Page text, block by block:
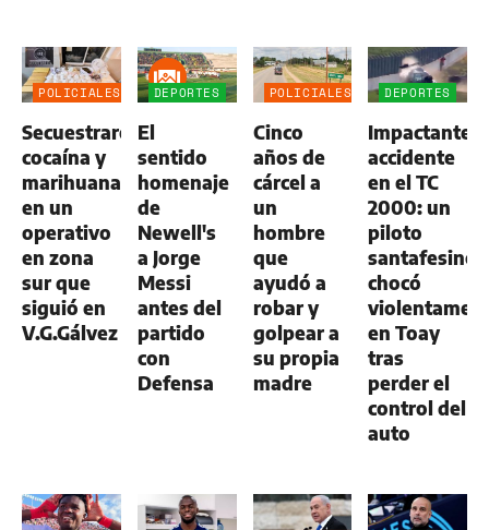
POLICIALES
Secuestraron
cocaína y
marihuana
en un
operativo
en zona
sur que
siguió en
V.G.Gálvez
DEPORTES
El
sentido
homenaje
de
Newell's
a Jorge
Messi
antes del
partido
con
Defensa
POLICIALES
Cinco
años de
cárcel a
un
hombre
que
ayudó a
robar y
golpear a
su propia
madre
DEPORTES
Impactante
accidente
en el TC
2000: un
piloto
santafesino
chocó
en Toay
tras
perder el
control del
auto